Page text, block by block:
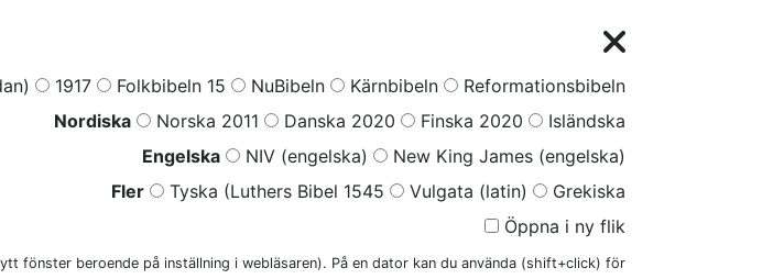
1917 Folkbibeln 15 NuBibeln Kärnbibeln
Reformationsbibeln
Nordiska
Norska 2011 Danska 2020 Finska 2020
Isländska
Engelska
NIV (engelska)
New King James (engelska)
Fler
Tyska (Luthers Bibel 1545 Vulgata (latin)
Grekiska
Öppna i ny flik
fönster beroende på inställning i webläsaren). På en dator kan du använda (shift+click) för